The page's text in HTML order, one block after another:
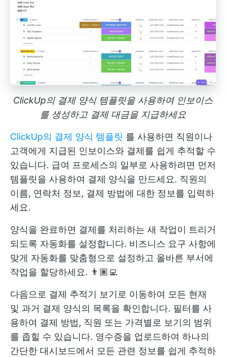
ClickUp의 결제 양식 템플릿을 사용하여 인보이스
를 생성하고 결제 대금을 지급하세요
ClickUp의 결제 양식 템플릿 를 사용하면 직원이나
고객에게 지급된 인보이스와 결제를 쉽게 추적할 수
있습니다. 급여 프로세스의 일부로 사용하려면 먼저
템플릿을 사용하여 결제 양식을 만드세요. 직원의
이름, 연락처 정보, 결제 방법에 대한 정보를 입력하
세요.
양식을 완료하면 결제를 처리하는 새 작업이 트리거
되도록 자동화를 설정합니다. 비즈니스 요구 사항에
맞게 자동화를 맞춤형으로 설정하고 올바른 부서에
작업을 할당하세요. 👨🏽‍💻
다음으로 결제 추적기 보기로 이동하여 모든 현재
및 과거 결제 양식의 목록을 확인합니다. 필터를 사
용하여 결제 방법, 직원 또는 가격별로 보기의 범위
를 좁힐 수 있습니다. 영수증을 업로드하여 하나의
간단한 대시보드에서 모든 관련 정보를 쉽게 추적하